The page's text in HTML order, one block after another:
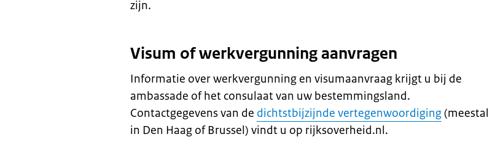
zijn.
Visum of werkvergunning aanvragen
Informatie over werkvergunning en visumaanvraag krijgt u bij de
ambassade of het consulaat van uw bestemmingsland.
Contactgegevens van de dichtstbijzijnde vertegenwoordiging (meestal
in Den Haag of Brussel) vindt u op rijksoverheid.nl.